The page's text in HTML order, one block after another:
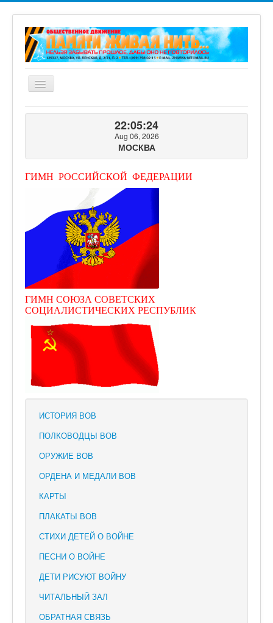
Включить/
выключить
ГЛАВНАЯ
ВИДЕОГАЛЕРЕЯ
КНИГИ ПРОЕКТА
КОНТАКТЫ
22:05:25
Aug 06, 2026
МОСКВА
ГИМН РОССИЙСКОЙ ФЕДЕРАЦИИ
ГИМН СОЮЗА СОВЕТСКИХ
СОЦИАЛИСТИЧЕСКИХ РЕСПУБЛИК
ИСТОРИЯ ВОВ
ПОЛКОВОДЦЫ ВОВ
ОРУЖИЕ ВОВ
ОРДЕНА И МЕДАЛИ ВОВ
КАРТЫ
ПЛАКАТЫ ВОВ
СТИХИ ДЕТЕЙ О ВОЙНЕ
ПЕСНИ О ВОЙНЕ
ДЕТИ РИСУЮТ ВОЙНУ
ЧИТАЛЬНЫЙ ЗАЛ
ОБРАТНАЯ СВЯЗЬ